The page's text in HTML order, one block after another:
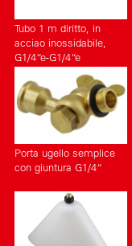
Tubo 1 m diritto, in
acciao inossidabile,
G1/4“e-G1/4“e
Porta ugello semplice
con giuntura G1/4“